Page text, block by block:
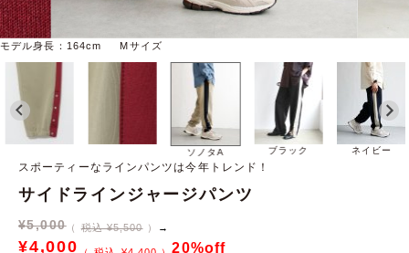
モデル身長：164cm Mサイズ
ソノタA ブラック ネイビー
スポーティーなラインパンツは今年トレンド！
サイドラインジャージパンツ
¥5,000 税込 ¥5,500 →
¥4,000 20%off